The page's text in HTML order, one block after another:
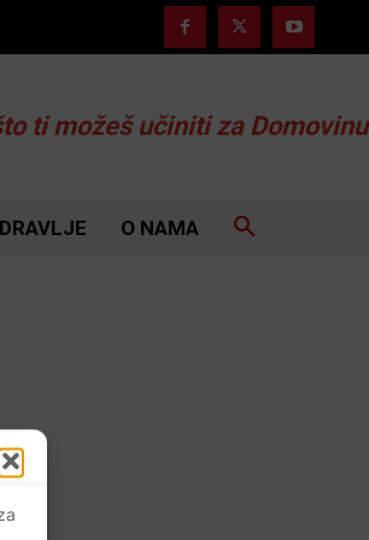
ti možeš učiniti za Domovinu
O NAMA